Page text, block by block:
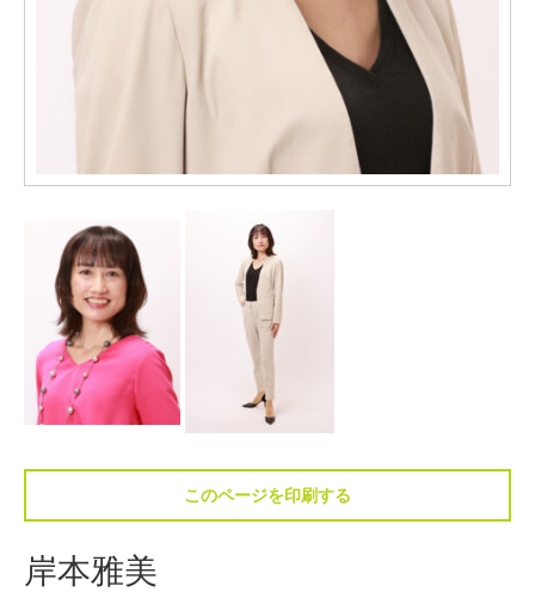
このページを印刷する
岸本雅美